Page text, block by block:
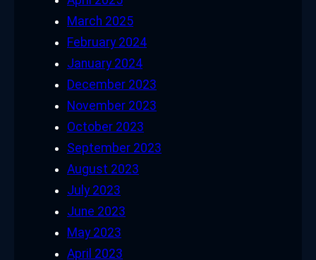
March 2025
February 2024
January 2024
December 2023
November 2023
October 2023
September 2023
August 2023
July 2023
June 2023
May 2023
April 2023